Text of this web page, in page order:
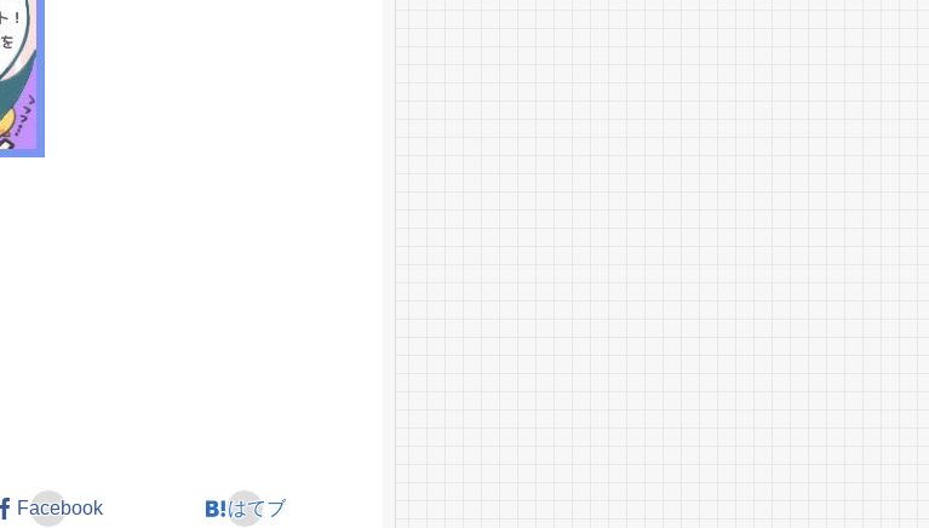
Facebook はてブ